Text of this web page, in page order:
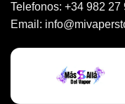
Telefonos: +34 982 27
Email: